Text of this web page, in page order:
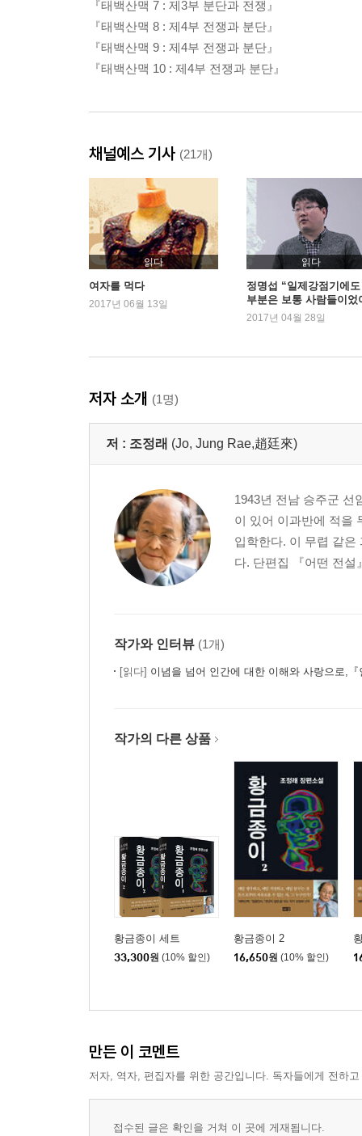
『태백산맥 7 : 제3부 분단과 전쟁』
『태백산맥 8 : 제4부 전쟁과 분단』
『태백산맥 9 : 제4부 전쟁과 분단』
『태백산맥 10 : 제4부 전쟁과 분단』
채널예스 기사 (21개)
읽다
여자를 먹다
2017년 06월 13일
읽다
정명섭 “일제강점기에
부분은 보통 사람들이었
요”
2017년 04월 28일
저자 소개 (1명)
저 : 조정래 (Jo, Jung Rae,趙廷來)
1943년 전남 승주군 선
이 있어 이과반에 적을
입학한다. 이 무렵 같은
다. 단편집 『어떤 전설
작가와 인터뷰 (1개)
[읽다] 이념을 넘어 인간에 대한 이해와 사랑으로,『인
작가의 다른 상품
황금종이 세트
33,300원 (10% 할인)
황금종이 2
16,650원 (10% 할인)
만든 이 코멘트
저자, 역자, 편집자를 위한 공간입니다. 독자들에게 전하
접수된 글은 확인을 거쳐 이 곳에 게재됩니다.